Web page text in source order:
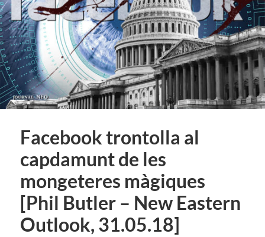
Facebook trontolla al
capdamunt de les
mongeteres màgiques
[Phil Butler – New Eastern
Outlook, 31.05.18]